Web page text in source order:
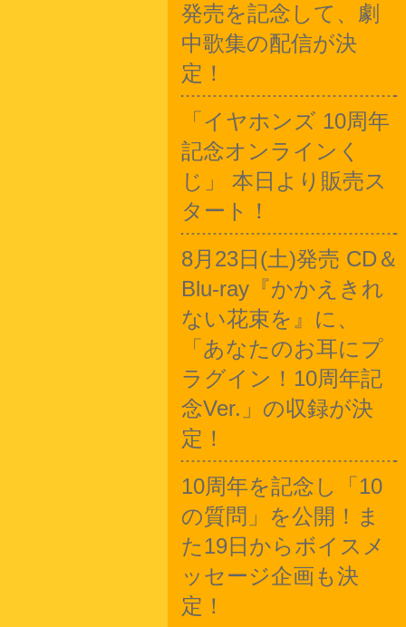
発売を記念して、劇
中歌集の配信が決
定！
「イヤホンズ 10周年
記念オンラインく
じ」 本日より販売ス
タート！
8月23日(土)発売 CD＆
Blu-ray『かかえきれ
ない花束を』に、
「あなたのお耳にプ
ラグイン！10周年記
念Ver.」の収録が決
定！
10周年を記念し「10
の質問」を公開！ま
た19日からボイスメ
ッセージ企画も決
定！